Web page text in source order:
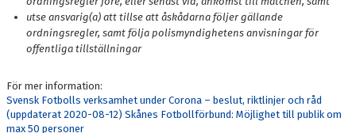
utse ansvarig(a) att tillse att åskådarna följer gällande
ordningsregler, samt följa polismyndighetens anvisningar för
offentliga tillställningar
För mer information:
Svensk Fotbolls verksamhet under Corona – beslut, riktlinjer och råd
(uppdaterat 2020-08-12) Skånes Fotbollförbund: Möjlighet till publik om
max 50 personer